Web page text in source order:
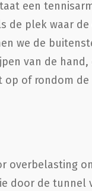
een
de plek waar
we de
van de
op of rondom
overbelasting
door de tunnel